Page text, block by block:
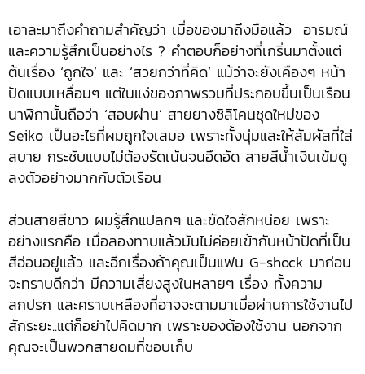
เอาละมาถึงคำถามสำคัญว่า เมื่อของมาถึงมือแล้ว อารมณ์
และความรู้สึกเป็นอย่างไร ? คำตอบก็อย่างที่เกริ่นมาตั้งแต่
ต้นเรื่อง ‘ถูกใจ’ และ ‘สวยกว่าที่คิด’ แม้ว่าจะยังเคืองๆ หน้า
ปัดแบบเหลื่อมๆ แต่ในแง่ของภาพรวมที่ประกอบขึ้นเป็นเรือน
นาฬิกานั้นถือว่า ‘สอบผ่าน’ สายยางซิลิโคนชุดใหม่ของ
Seiko เป็นอะไรที่ผมถูกใจเสมอ เพราะทั้งนุ่มและให้สัมผัสที่ใส่
สบาย กระชับแบบไม่ต้องรัดเน้นจนอึดอัด สายสีน้ำเงินเข้มดู
ลงตัวอย่างมากกับตัวเรือน
ส่วนสายสีขาว ผมรู้สึกแปลกๆ และขัดใจสักหน่อย เพราะ
อย่างแรกคือ เมื่อลองทาบแล้วมันไม่ค่อยเข้ากับหน้าปัดที่เป็น
สีอ่อนอยู่แล้ว และอีกเรื่องถ้าคุณเป็นแฟน G-shock มาก่อน
จะทราบดีกว่า มีความเสี่ยงสูงในหลายๆ เรื่อง ทั้งความ
สกปรก และคราบเหลืองที่อาจจะตามมาเมื่อผ่านการใช้งานไป
สักระยะ..แต่ก็อย่าไปคิดมาก เพราะของต้องใช้งาน นอกจาก
คุณจะเป็นพวกสายดมที่ชอบเก็บ